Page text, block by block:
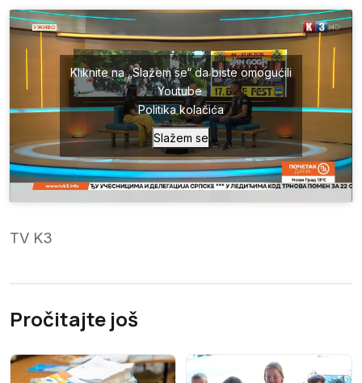
Kliknite na „Slažem se“ da biste omogućili
Youtube
Politika kolačića
Slažem se
TV K3
Pročitajte još